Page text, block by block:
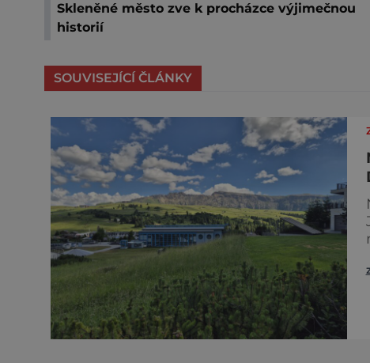
Skleněné město zve k procházce výjimečnou
historií
SOUVISEJÍCÍ ČLÁNKY